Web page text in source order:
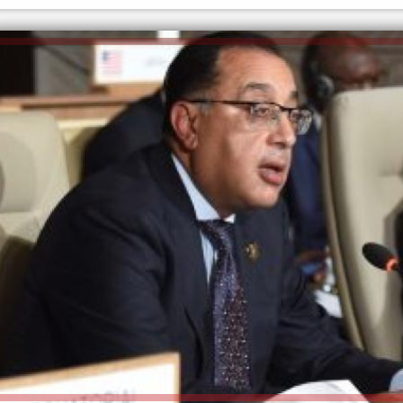
إلهام شرشر تكتب: «صلاح» ملك
المحبة.. رسول السلام والإنسانية
إلهام شرشر تكتب: دي مبقتش كورة..
دي سياسة